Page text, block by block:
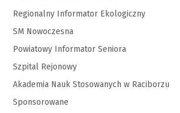
Regionalny Informator Ekologiczny
SM Nowoczesna
Powiatowy Informator Seniora
Szpital Rejonowy
Akademia Nauk Stosowanych w Raciborzu
Sponsorowane